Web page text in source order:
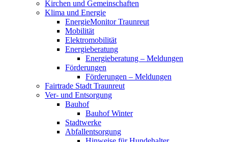
Kirchen und Gemeinschaften
Klima und Energie
EnergieMonitor Traunreut
Mobilität
Elektromobilität
Energieberatung
Energieberatung – Meldungen
Förderungen
Förderungen – Meldungen
Fairtrade Stadt Traunreut
Ver- und Entsorgung
Bauhof
Bauhof Winter
Stadtwerke
Abfallentsorgung